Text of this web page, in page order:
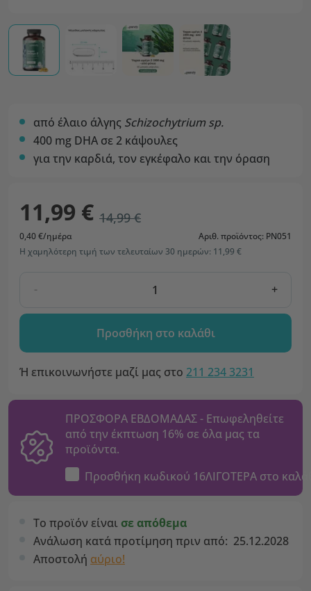
από έλαιο άλγης Schizochytrium sp.
400 mg DHA σε 2 κάψουλες
για την καρδιά, τον εγκέφαλο και την όραση
11,99 € 14,99 €
0,40 €/ημέρα
Αριθ. προϊόντος: PN051
Η χαμηλότερη τιμή των τελευταίων 30 ημερών: 11,99 €
- +
Προσθήκη στο καλάθι
Ή επικοινωνήστε μαζί μας στο 211 234 3231
ΠΡΟΣΦΟΡΑ ΕΒΔΟΜΑΔΑΣ - Επωφεληθείτε
από την έκπτωση 16% σε όλα μας τα
προϊόντα.
Προσθήκη κωδικού 16ΛΙΓΟΤΕΡΑ στο
Το προϊόν είναι σε απόθεμα
Ανάλωση κατά προτίμηση πριν από: 25.12.2028
Αποστολή αύριο!